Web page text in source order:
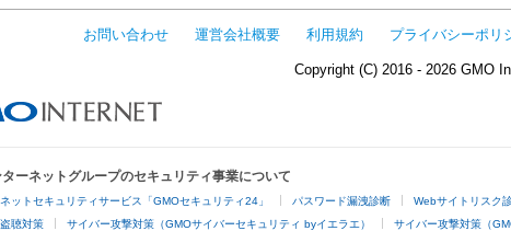
お問い合わせ 運営会社概要 利用規約 プライバシーポリ
Copyright (C) 2016 - 2026 GMO
ーネットグループのセキュリティ事業について
ットセキュリティサービス「GMOセキュリティ24」 パスワード漏洩診断 Webサイトリスク
聴対策 サイバー攻撃対策（GMOサイバーセキュリティ byイエラエ） サイバー攻撃対策（